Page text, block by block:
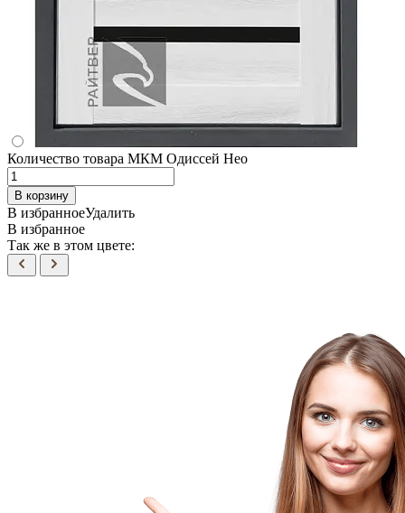
Количество товара МКМ Одиссей Нео
В корзину
В избранноеУдалить
В избранное
Так же в этом цвете: